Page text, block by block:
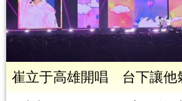
崔立于高雄開唱 台下讓他